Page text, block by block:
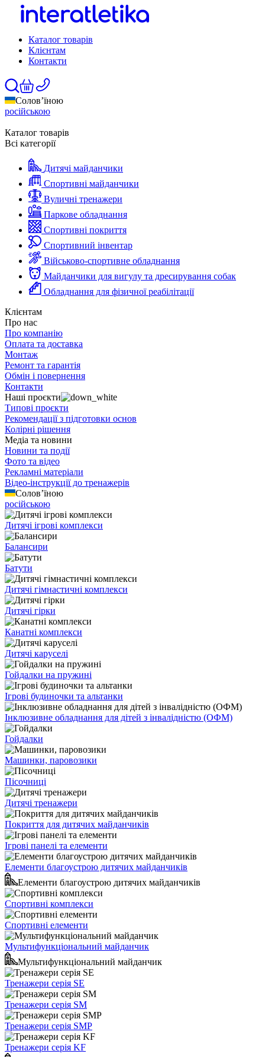
Каталог товарів
Клієнтам
Контакти
Солов’їною
російською
Каталог товарів
Всі категорії
Дитячі майданчики
Спортивні майданчики
Вуличні тренажери
Паркове обладнання
Спортивні покриття
Спортивний інвентар
Військово-спортивне обладнання
Майданчики для вигулу та дресирування собак
Обладнання для фізичної реабілітації
Клієнтам
Про нас
Про компанію
Оплата та доставка
Монтаж
Ремонт та гарантія
Обмін і повернення
Контакти
Наші проєкти
Типові проєкти
Рекомендації з підготовки основ
Колірні рішення
Медіа та новини
Новини та події
Фото та відео
Рекламні матеріали
Відео-інструкції до тренажерів
Солов’їною
російською
Дитячі ігрові комплекси
Балансири
Батути
Дитячі гімнастичні комплекси
Дитячі гірки
Канатні комплекси
Дитячі каруселі
Гойдалки на пружині
Ігрові будиночки та альтанки
Інклюзивне обладнання для дітей з інвалідністю (ОФМ)
Гойдалки
Машинки, паровозики
Пісочниці
Дитячі тренажери
Покриття для дитячих майданчиків
Ігрові панелі та елементи
Елементи благоустрою дитячих майданчиків
Елементи благоустрою дитячих майданчиків
Спортивні комплекси
Спортивні елементи
Мультифункціональний майданчик
Мультифункціональний майданчик
Тренажери серія SE
Тренажери серія SM
Тренажери серія SMP
Тренажери серія KF